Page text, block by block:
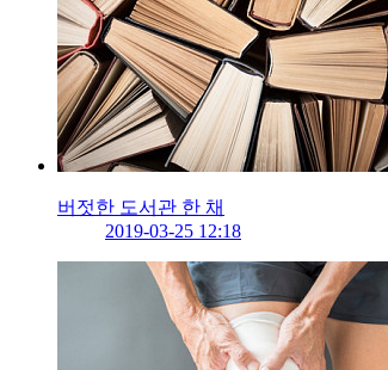
버젓한 도서관 한 채
2019-03-25 12:18